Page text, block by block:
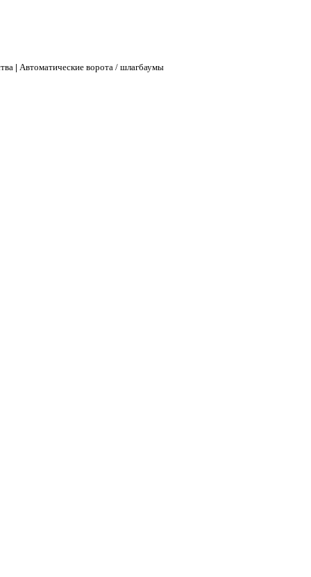
| Автоматические ворота / шлагбаумы